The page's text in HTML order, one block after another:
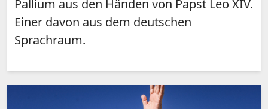
Pallium aus den Händen von Papst Leo XIV.
Einer davon aus dem deutschen
Sprachraum.